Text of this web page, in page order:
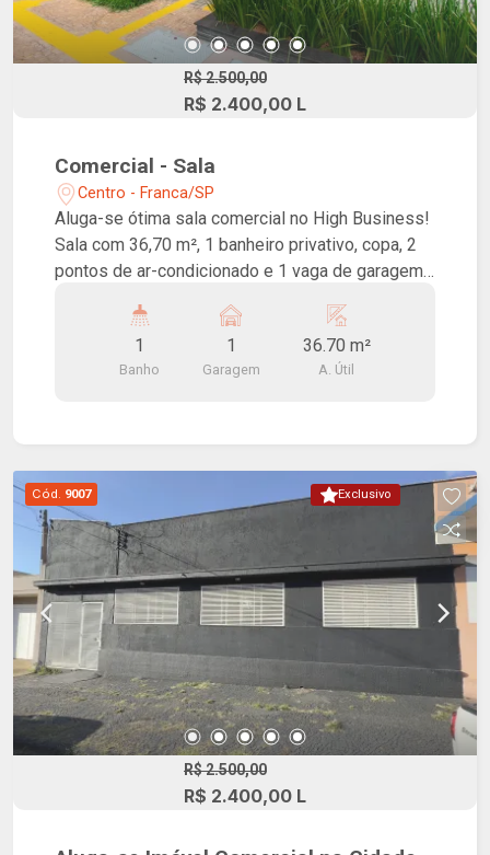
R$ 2.500,00
R$ 2.400,00 L
Comercial - Sala
Centro - Franca/SP
Aluga-se ótima sala comercial no High Business!
Sala com 36,70 m², 1 banheiro privativo, copa, 2
pontos de ar-condicionado e 1 vaga de garagem.
com auditório para até 70 pessoas, 03 salas de
reunião de uso comum, elevadores inteligentes
de alta velocidade, pontos de carregamento para
reduzida nas áreas comuns, sistema de
segurança de última geração.
1
Banho
1
Garagem
36.70 m²
A. Útil
Exclusivo
Cód. 9007
R$ 2.500,00
R$ 2.400,00 L